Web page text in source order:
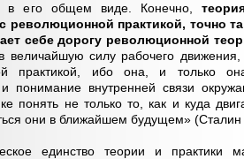
в его общем виде. Конечно,
революционной практикой, точно
себе дорогу революционной
величайшую силу рабочего
практикой, ибо она, и только
и понимание внутренней связи
понять не только то, как и куда
они в ближайшем будущем»
единство теории и практики